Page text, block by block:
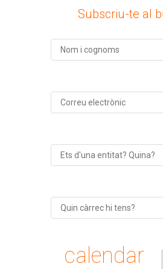
Subscriu-te al
calendar